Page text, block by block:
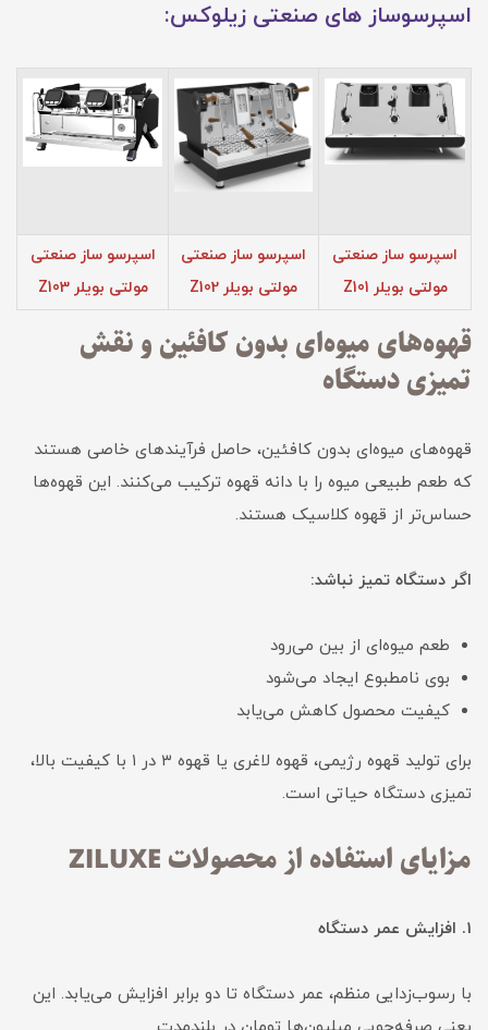
اسپرسوساز های صنعتی زیلوکس:
اسپرسو ساز صنعتی
مولتی بویلر Z101
اسپرسو ساز صنعتی
مولتی بویلر Z102
اسپرسو ساز صنعتی
مولتی بویلر Z103
قهوه‌های میوه‌ای بدون کافئین و نقش
تمیزی دستگاه
قهوه‌های میوه‌ای بدون کافئین، حاصل فرآیندهای خاصی هستند
که طعم طبیعی میوه را با دانه قهوه ترکیب می‌کنند. این قهوه‌ها
حساس‌تر از قهوه کلاسیک هستند.
اگر دستگاه تمیز نباشد:
طعم میوه‌ای از بین می‌رود
بوی نامطبوع ایجاد می‌شود
کیفیت محصول کاهش می‌یابد
برای تولید قهوه رژیمی، قهوه لاغری یا قهوه ۳ در ۱ با کیفیت بالا،
تمیزی دستگاه حیاتی است.
مزایای استفاده از محصولات ZILUXE
1. افزایش عمر دستگاه
با رسوب‌زدایی منظم، عمر دستگاه تا دو برابر افزایش می‌یابد. این